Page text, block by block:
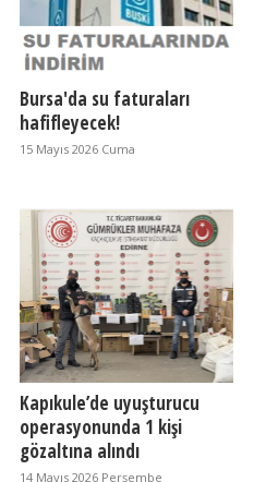
Bursa'da su faturaları
hafifleyecek!
15 Mayıs 2026 Cuma
Kapıkule’de uyuşturucu
operasyonunda 1 kişi
gözaltına alındı
14 Mayıs 2026 Perşembe